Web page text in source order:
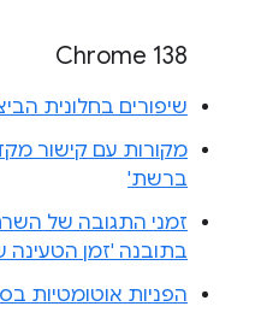
Chrome 138
שיפורים בחלונית
מקורות עם קישור
ברשת'
זמני התגובה של
בתובנה 'זמן
הפניות אוטומטיות